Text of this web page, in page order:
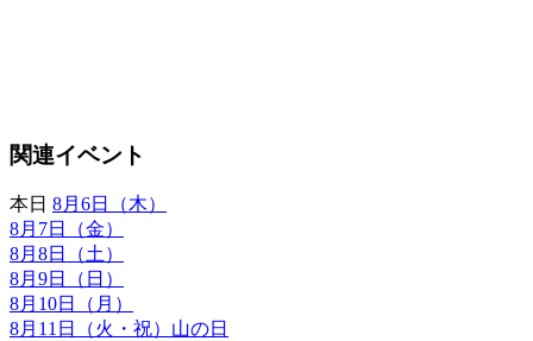
関連イベント
本日 8月6日（木）
8月7日（金）
8月8日（土）
8月9日（日）
8月10日（月）
8月11日（火・祝）山の日